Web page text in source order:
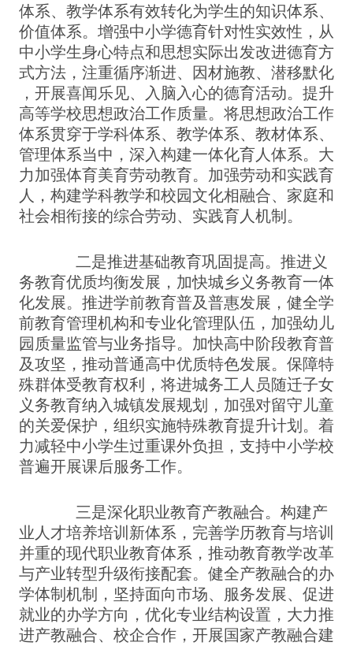
体系、教学体系有效转化为学生的知识体系、
价值体系。增强中小学德育针对性实效性，从
中小学生身心特点和思想实际出发改进德育方
式方法，注重循序渐进、因材施教、潜移默化
，开展喜闻乐见、入脑入心的德育活动。提升
高等学校思想政治工作质量。将思想政治工作
体系贯穿于学科体系、教学体系、教材体系、
管理体系当中，深入构建一体化育人体系。大
力加强体育美育劳动教育。加强劳动和实践育
人，构建学科教学和校园文化相融合、家庭和
社会相衔接的综合劳动、实践育人机制。
二是推进基础教育巩固提高。推进义
务教育优质均衡发展，加快城乡义务教育一体
化发展。推进学前教育普及普惠发展，健全学
前教育管理机构和专业化管理队伍，加强幼儿
园质量监管与业务指导。加快高中阶段教育普
及攻坚，推动普通高中优质特色发展。保障特
殊群体受教育权利，将进城务工人员随迁子女
义务教育纳入城镇发展规划，加强对留守儿童
的关爱保护，组织实施特殊教育提升计划。着
力减轻中小学生过重课外负担，支持中小学校
普遍开展课后服务工作。
三是深化职业教育产教融合。构建产
业人才培养培训新体系，完善学历教育与培训
并重的现代职业教育体系，推动教育教学改革
与产业转型升级衔接配套。健全产教融合的办
学体制机制，坚持面向市场、服务发展、促进
就业的办学方向，优化专业结构设置，大力推
进产教融合、校企合作，开展国家产教融合建